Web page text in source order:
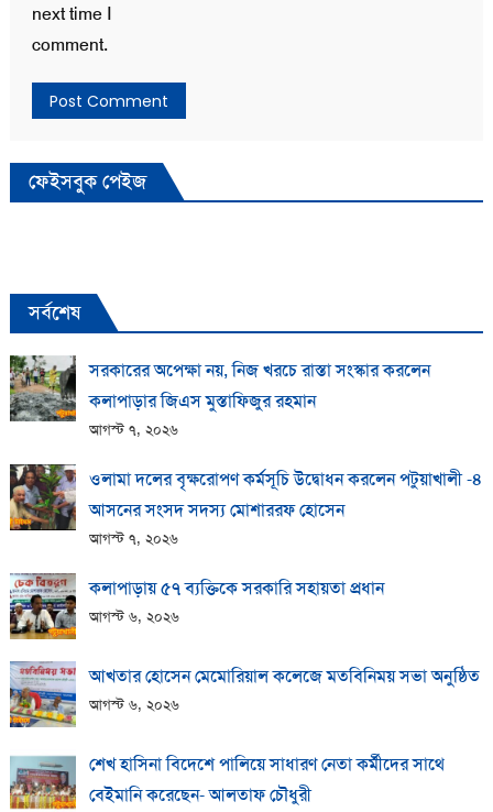
next time I
comment.
ফেইসবুক পেইজ
সর্বশেষ
সরকারের অপেক্ষা নয়, নিজ খরচে রাস্তা সংস্কার করলেন
কলাপাড়ার জিএস মুস্তাফিজুর রহমান
আগস্ট ৭, ২০২৬
ওলামা দলের বৃক্ষরোপণ কর্মসূচি উদ্বোধন করলেন পটুয়াখালী -৪
আসনের সংসদ সদস্য মোশাররফ হোসেন
আগস্ট ৭, ২০২৬
কলাপাড়ায় ​৫৭ ব্যক্তিকে সরকারি সহায়তা প্রধান
আগস্ট ৬, ২০২৬
আখতার হোসেন মেমোরিয়াল কলেজে মতবিনিময় সভা অনুষ্ঠিত
আগস্ট ৬, ২০২৬
শেখ হাসিনা বিদেশে পালিয়ে সাধারণ নেতা কর্মীদের সাথে
বেইমানি করেছেন- আলতাফ চৌধুরী